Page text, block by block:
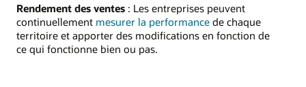
Rendement des ventes : Les entreprises peuvent
continuellement mesurer la performance de chaque
territoire et apporter des modifications en fonction de
ce qui fonctionne bien ou pas.